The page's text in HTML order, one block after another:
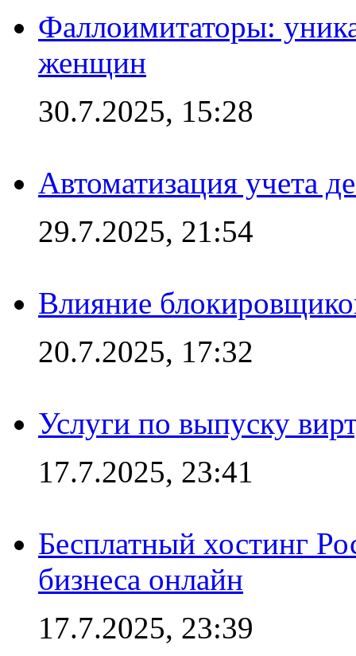
Фаллоимитаторы:
женщин
30.7.2025, 15:28
Автоматизация учета
29.7.2025, 21:54
Влияние
20.7.2025, 17:32
Услуги по выпуску
17.7.2025, 23:41
Бесплатный хостинг
бизнеса онлайн
17.7.2025, 23:39